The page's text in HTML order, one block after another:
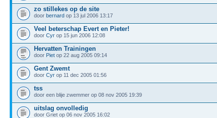
zo stillekes op de site
door bernard op 13 jul 2006 13:17
Veel beterschap Evert en Pieter!
door Cyr op 15 jun 2006 12:08
Hervatten Trainingen
door Piet op 22 aug 2005 09:14
Gent Zwemt
door Cyr op 11 dec 2005 01:56
tss
door een blije zwemmer op 08 nov 2005 19:39
uitslag onvolledig
door Griet op 06 nov 2005 16:02